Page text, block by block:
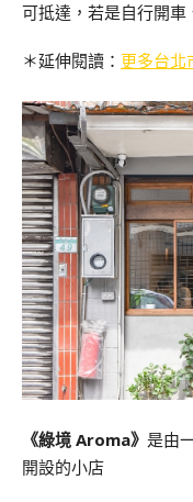
可抵達，若是自行開
＊延伸閱讀： 更多台北
《綠境 Aroma》 是由
開設的小店